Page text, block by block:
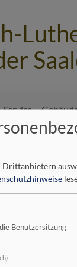
Service
in
Benutzersitzung